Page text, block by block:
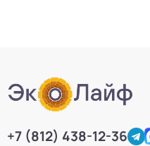
+7 (812) 438-12-36